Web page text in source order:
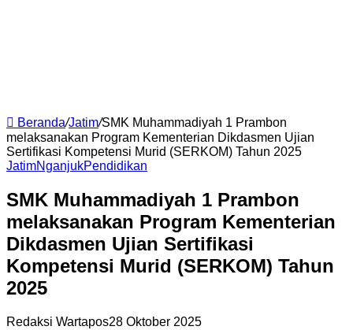
Beranda/Jatim/SMK Muhammadiyah 1 Prambon
melaksanakan Program Kementerian Dikdasmen Ujian
Sertifikasi Kompetensi Murid (SERKOM) Tahun 2025
JatimNganjukPendidikan
SMK Muhammadiyah 1 Prambon
melaksanakan Program Kementerian
Dikdasmen Ujian Sertifikasi
Kompetensi Murid (SERKOM) Tahun
2025
Redaksi Wartapos28 Oktober 2025